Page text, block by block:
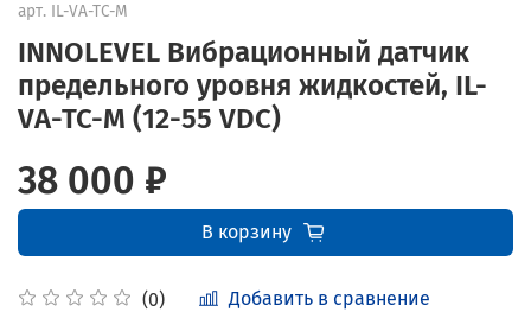
арт. IL-VA-TC-M
INNOLEVEL Вибрационный датчик
предельного уровня жидкостей, IL-
VA-TC-M (12-55 VDC)
(0) Добавить в сравнение
38 000 ₽
В корзину